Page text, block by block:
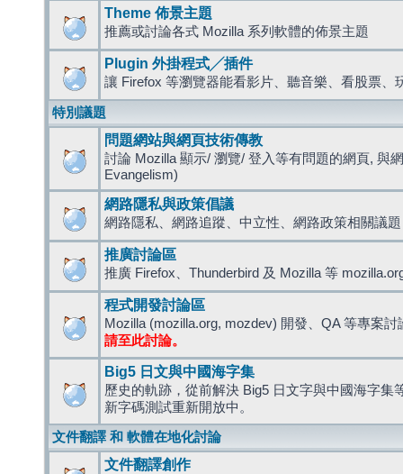
Theme 佈景主題
推薦或討論各式 Mozilla 系列軟體的佈景主題
Plugin 外掛程式╱插件
讓 Firefox 等瀏覽器能看影片、聽音樂、看股票、
特別議題
問題網站與網頁技術傳教
討論 Mozilla 顯示/ 瀏覽/ 登入等有問題的網頁, 與
Evangelism)
網路隱私與政策倡議
網路隱私、網路追蹤、中立性、網路政策相關議題
推廣討論區
推廣 Firefox、Thunderbird 及 Mozilla 等
程式開發討論區
Mozilla (mozilla.org, mozdev) 開發、QA 等專案討
請至此討論。
Big5 日文與中國海字集
歷史的軌跡，從前解決 Big5 日文字與中國海字集
新字碼測試重新開放中。
文件翻譯 和 軟體在地化討論
文件翻譯創作